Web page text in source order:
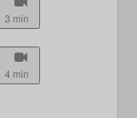
3 min
4 min